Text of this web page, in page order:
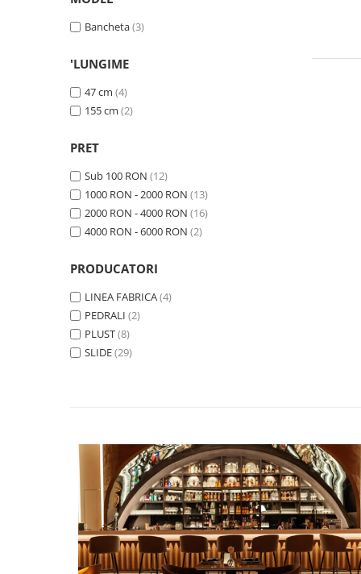
Bancheta(3)
'LUNGIME
47 cm (4)
155 cm (2)
PRET
Sub 100 RON (12)
1000 RON - 2000 RON (13)
2000 RON - 4000 RON (16)
4000 RON - 6000 RON (2)
PRODUCATORI
LINEA FABRICA(4)
PEDRALI (2)
PLUST(8)
SLIDE(29)